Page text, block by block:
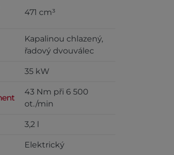
471 cm³
Kapalinou chlazený,
řadový dvouválec
35 kW
43 Nm při 6 500
ot./min
3,2 l
Elektrický